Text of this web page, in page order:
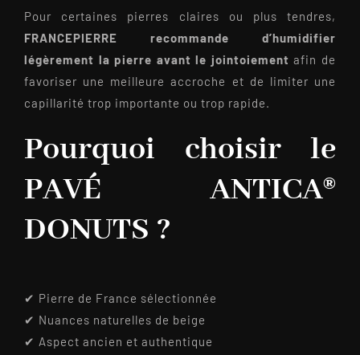
Pour certaines pierres claires ou plus tendres,
FRANCEPIERRE recommande d’humidifier
légèrement la pierre avant le jointoiement afin de
favoriser une meilleure accroche et de limiter une
capillarité trop importante ou trop rapide.
Pourquoi choisir le
PAVÉ ANTICA®
DONUTS ?
✔ Pierre de France sélectionnée
✔ Nuances naturelles de beige
✔ Aspect ancien et authentique